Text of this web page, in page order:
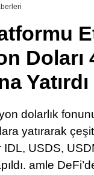
Doları
Yatırdı
dolarlık
yatırarak
IDL, USDS,
amle